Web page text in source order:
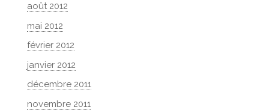
août 2012
mai 2012
février 2012
janvier 2012
décembre 2011
novembre 2011